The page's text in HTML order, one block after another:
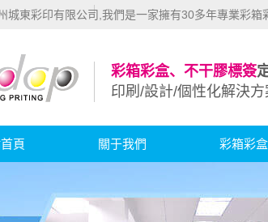
城東彩印有限公司,我們是一家擁有30多年專業彩箱
彩箱彩盒、不干膠標簽
印刷/設計/個性化解決方
頁 關于我們 彩箱彩盒